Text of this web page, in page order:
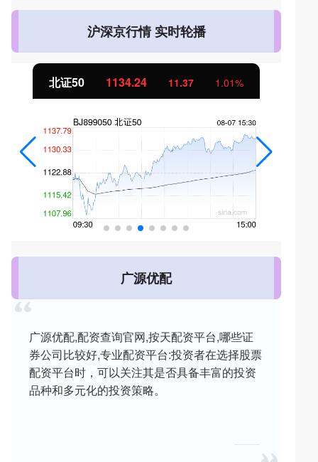
沪深京行情 实时轮播
北证50 1134.24 11.37 1.01%
广源优配
广源优配,配资查询官网,按天配资平台,哪些证
券公司比较好,专业配资平台:投资者在选择股票
配资平台时，可以关注其是否具备丰富的投资
品种和多元化的投资策略。